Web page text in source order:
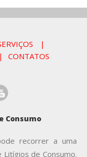
CONTATOS
Consumo
recorrer a uma
de Consumo.